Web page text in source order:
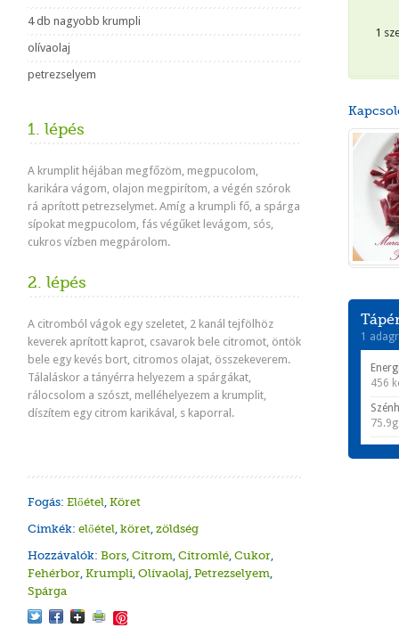
4 db nagyobb krumpli
olívaolaj
petrezselyem
1. lépés
A krumplit héjában megfőzöm, megpucolom,
karikára vágom, olajon megpirítom, a végén szórok
rá aprított petrezselymet. Amíg a krumpli fő, a spárga
sípokat megpucolom, fás végűket levágom, sós,
cukros vízben megpárolom.
2. lépés
A citromból vágok egy szeletet, 2 kanál tejfölhöz
keverek aprított kaprot, csavarok bele citromot, öntök
bele egy kevés bort, citromos olajat, összekeverem.
Tálaláskor a tányérra helyezem a spárgákat,
rálocsolom a szószt, melléhelyezem a krumplit,
díszítem egy citrom karikával, s kaporral.
Fogás: Előétel, Köret
Cimkék: előétel, köret, zöldség
Hozzávalók: Bors, Citrom, Citromlé, Cukor,
Fehérbor, Krumpli, Olívaolaj, Petrezselyem,
Spárga
1
1
456
75.9g